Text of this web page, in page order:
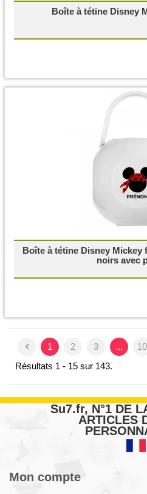
Boîte à tétine Disney
Boîte à tétine Disney
noirs avec
1 2 3 ...
10
Résultats 1 - 15 sur 143.
Su7.fr, N°1 DE
ARTICLES
Mon compte